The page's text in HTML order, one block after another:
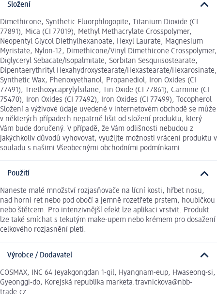
Složení
Dimethicone, Synthetic Fluorphlogopite, Titanium Dioxide (CI
77891), Mica (CI 77019), Methyl Methacrylate Crosspolymer,
Neopentyl Glycol Diethylhexanoate, Hexyl Laurate, Magnesium
Myristate, Nylon-12, Dimethicone/Vinyl Dimethicone Crosspolymer,
Diglyceryl Sebacate/Isopalmitate, Sorbitan Sesquiisostearate,
Dipentaerythrityl Hexahydroxystearate/Hexastearate/Hexarosinate,
Synthetic Wax, Phenoxyethanol, Propanediol, Iron Oxides (CI
77491), Triethoxycaprylylsilane, Tin Oxide (CI 77861), Carmine (CI
75470), Iron Oxides (CI 77492), Iron Oxides (CI 77499), Tocopherol
Složení a výživové údaje uvedené v internetovém obchodě se může
v některých případech nepatrně lišit od složení produktu, který
Vám bude doručený. V případě, že Vám odlišnosti nebudou z
jakýchkoliv důvodů vyhovovat, využijte možnosti vrácení produktu v
souladu s našimi Všeobecnými obchodními podmínkami.
Použití
Naneste malé množství rozjasňovače na lícní kosti, hřbet nosu,
nad horní ret nebo pod obočí a jemně rozetřete prstem, houbičkou
nebo štětcem. Pro intenzivnější efekt lze aplikaci vrstvit. Produkt
lze také smíchat s tekutým make-upem nebo krémem pro dosažení
celkového rozjasnění pleti.
Výrobce / Dodavatel
COSMAX, INC 64 Jeyakgongdan 1-gil, Hyangnam-eup, Hwaseong-si,
Gyeonggi-do, Korejská republika marketa.travnickova@nbb-
trade.cz